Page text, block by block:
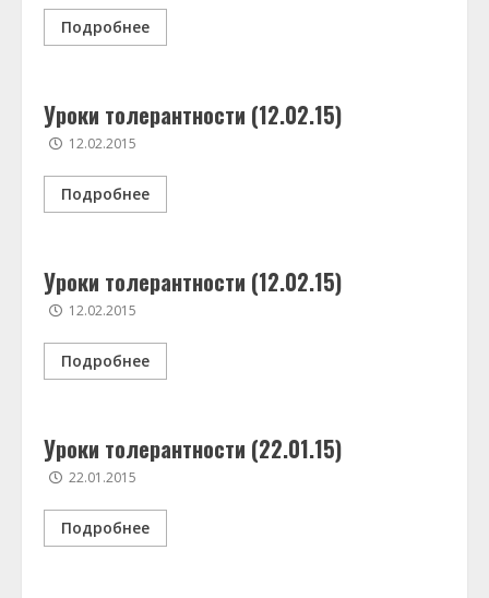
Подробнее
Уроки толерантности (12.02.15)
12.02.2015
Подробнее
Уроки толерантности (12.02.15)
12.02.2015
Подробнее
Уроки толерантности (22.01.15)
22.01.2015
Подробнее